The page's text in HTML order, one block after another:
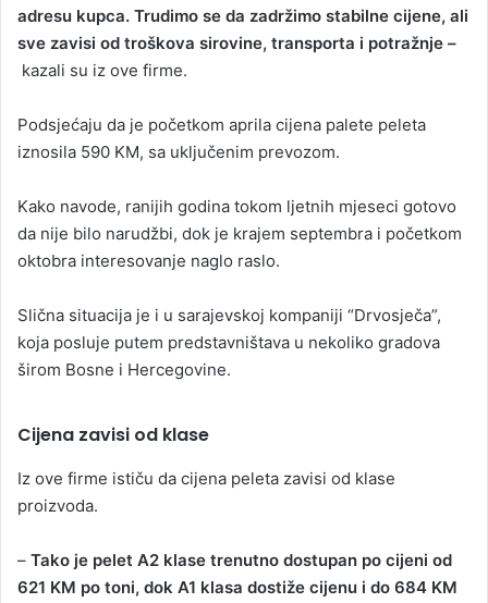
adresu kupca. Trudimo se da zadržimo stabilne cijene, ali
sve zavisi od troškova sirovine, transporta i potražnje –
kazali su iz ove firme.
Podsjećaju da je početkom aprila cijena palete peleta
iznosila 590 KM, sa uključenim prevozom.
Kako navode, ranijih godina tokom ljetnih mjeseci gotovo
da nije bilo narudžbi, dok je krajem septembra i početkom
oktobra interesovanje naglo raslo.
Slična situacija je i u sarajevskoj kompaniji “Drvosječa”,
koja posluje putem predstavništava u nekoliko gradova
širom Bosne i Hercegovine.
Cijena zavisi od klase
Iz ove firme ističu da cijena peleta zavisi od klase
proizvoda.
– Tako je pelet A2 klase trenutno dostupan po cijeni od
621 KM po toni, dok A1 klasa dostiže cijenu i do 684 KM